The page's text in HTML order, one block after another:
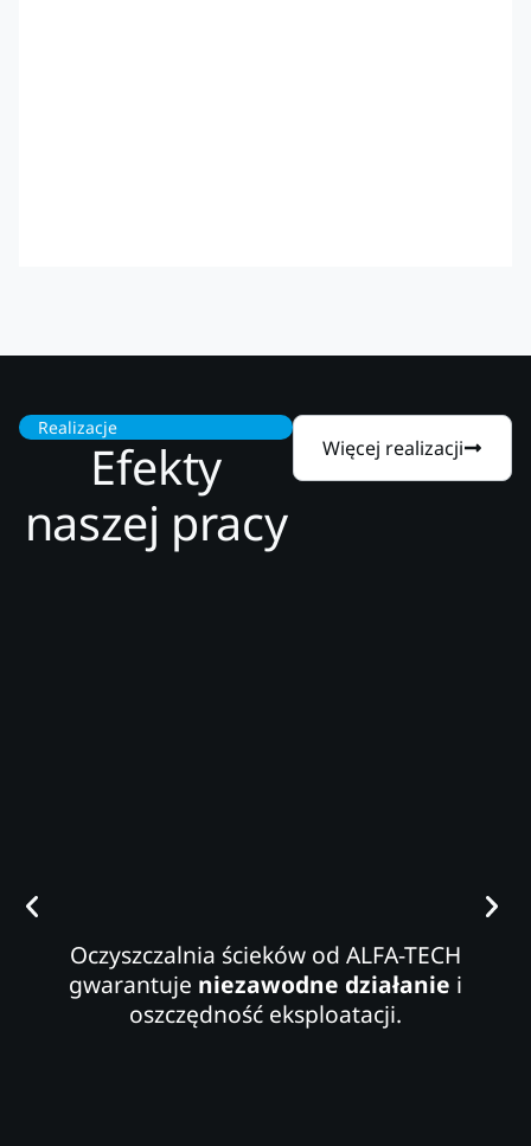
Realizacje
Efekty
naszej pracy
Więcej realizacji
Oczyszczalnia ścieków od ALFA-TECH
gwarantuje niezawodne działanie i
oszczędność eksploatacji.